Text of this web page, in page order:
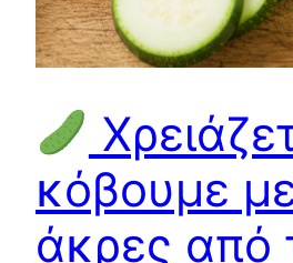
κόβουμε
άκρες από